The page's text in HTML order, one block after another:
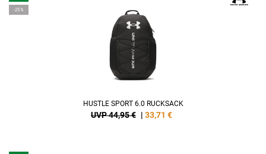
-25%
HUSTLE SPORT 6.0 RUCKSACK
UVP 44,95 € | 33,71 €